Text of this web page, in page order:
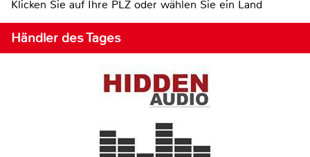
Klicken Sie auf Ihre PLZ oder wählen Sie ein Land
Händler des Tages